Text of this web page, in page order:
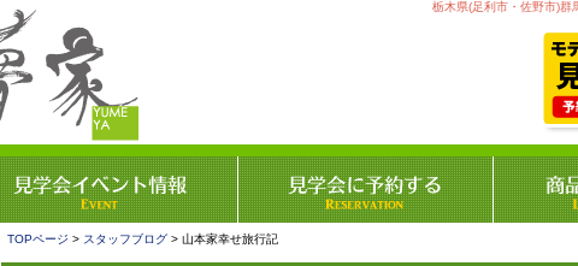
栃木県(足利市・佐野市)群
TOPページ > スタッフブログ > 山本家幸せ旅行記